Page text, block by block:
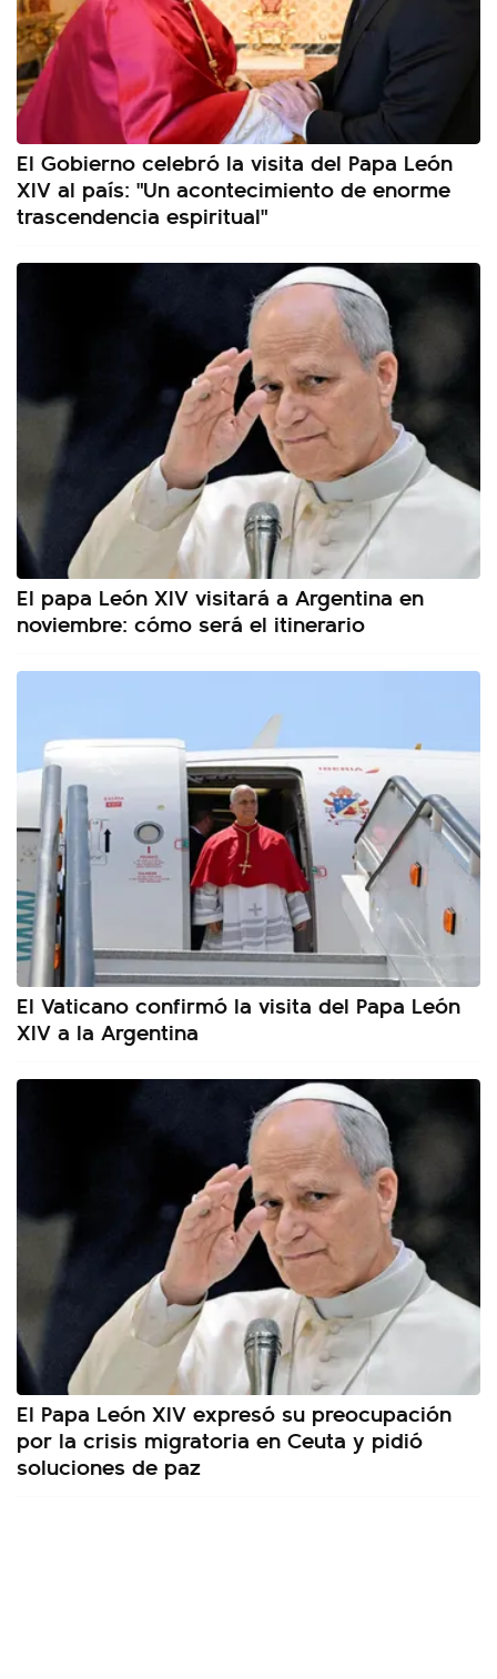
El Gobierno celebró la visita del Papa León
XIV al país: "Un acontecimiento de enorme
trascendencia espiritual"
El papa León XIV visitará a Argentina en
noviembre: cómo será el itinerario
El Vaticano confirmó la visita del Papa León
XIV a la Argentina
El Papa León XIV expresó su preocupación
por la crisis migratoria en Ceuta y pidió
soluciones de paz